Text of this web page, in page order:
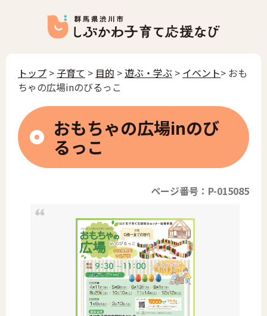
トップ > 子育て > 目的 > 遊ぶ・学ぶ > イベント> おも
ちゃの広場inのびるっこ
おもちゃの広場inのび
るっこ
ページ番号：P-015085